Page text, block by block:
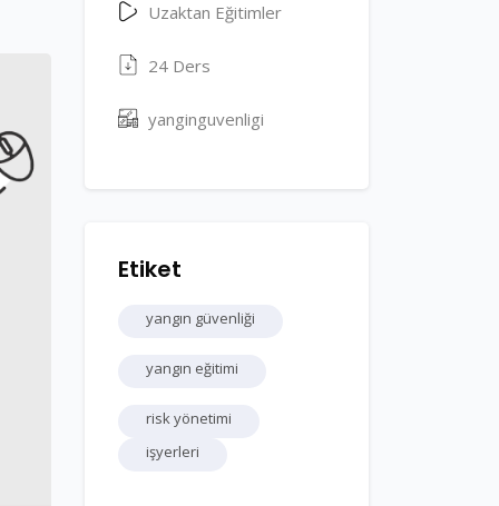
Uzaktan Eğitimler
24 Ders
yanginguvenligi
Etiket
yangın güvenliği
yangın eğitimi
risk yönetimi
işyerleri